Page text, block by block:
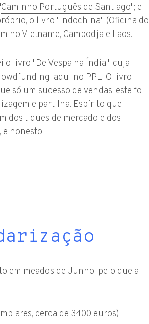
Caminho Português de Santiago"; e
o livro "Indochina" (Oficina do
no Vietname, Cambodja e Laos.
livro "De Vespa na Índia", cuja
aqui no PPL. O livro
só um sucesso de vendas, este foi
e partilha. Espírito que
dos tiques de mercado e dos
honesto.
em meados de Junho, pelo que a
cerca de 3400 euros)